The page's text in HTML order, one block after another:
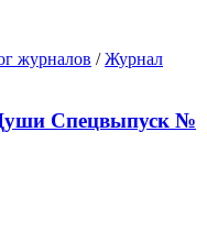
журналов /Журнал
Спецвыпуск №